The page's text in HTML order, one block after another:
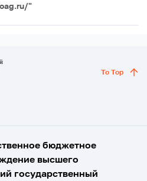
"
To Top
бюджетное
высшего
государственный